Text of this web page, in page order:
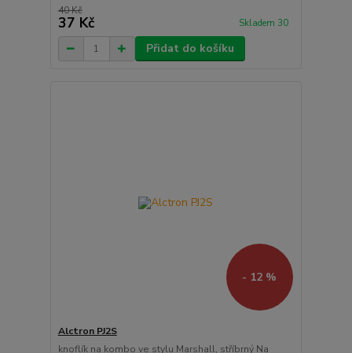
40 Kč
37 Kč Skladem 30
Přidat do košíku
- 12 %
Alctron PJ2S
knoflík na kombo ve stylu Marshall, stříbrný Na